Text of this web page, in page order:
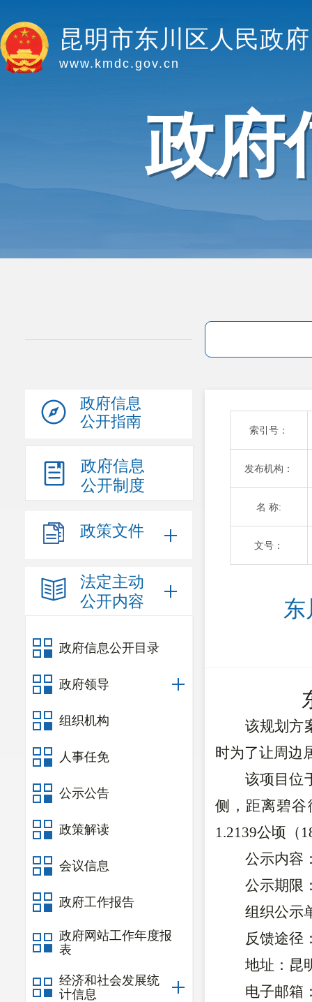
昆明市东川区人民政府
www.kmdc.gov.cn
政府
政府信息
公开指南
政府信息
公开制度
政策文件
法定主动
公开内容
政府信息公开目录
政府领导
组织机构
人事任免
公示公告
政策解读
会议信息
政府工作报告
政府网站工作年度报
表
经济和社会发展统
计信息
索引号：
发布机构：
名 称:
文号：
东
该规划方
时为了让周边
该项目位
侧，距离碧
1.2139公顷（
公示内容
公示期限
组织公示
反馈途径
地址： 昆
电子邮箱